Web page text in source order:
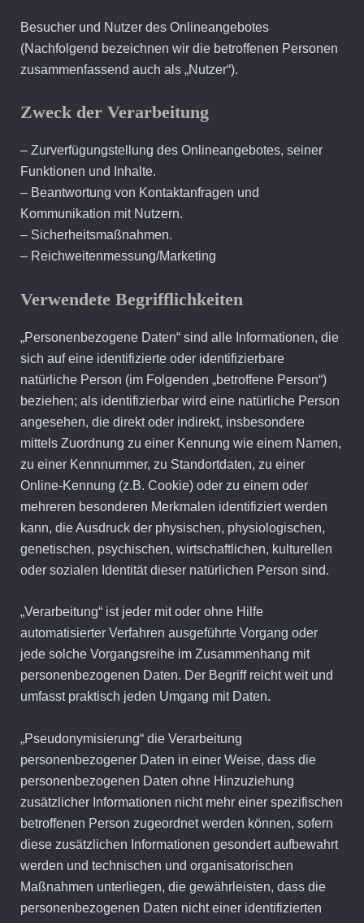
Besucher und Nutzer des Onlineangebotes
(Nachfolgend bezeichnen wir die betroffenen Personen
zusammenfassend auch als „Nutzer“).
Zweck der Verarbeitung
– Zurverfügungstellung des Onlineangebotes, seiner
Funktionen und Inhalte.
– Beantwortung von Kontaktanfragen und
Kommunikation mit Nutzern.
– Sicherheitsmaßnahmen.
– Reichweitenmessung/Marketing
Verwendete Begrifflichkeiten
„Personenbezogene Daten“ sind alle Informationen, die
sich auf eine identifizierte oder identifizierbare
natürliche Person (im Folgenden „betroffene Person“)
beziehen; als identifizierbar wird eine natürliche Person
angesehen, die direkt oder indirekt, insbesondere
mittels Zuordnung zu einer Kennung wie einem Namen,
zu einer Kennnummer, zu Standortdaten, zu einer
Online-Kennung (z.B. Cookie) oder zu einem oder
mehreren besonderen Merkmalen identifiziert werden
kann, die Ausdruck der physischen, physiologischen,
genetischen, psychischen, wirtschaftlichen, kulturellen
oder sozialen Identität dieser natürlichen Person sind.
„Verarbeitung“ ist jeder mit oder ohne Hilfe
automatisierter Verfahren ausgeführte Vorgang oder
jede solche Vorgangsreihe im Zusammenhang mit
personenbezogenen Daten. Der Begriff reicht weit und
umfasst praktisch jeden Umgang mit Daten.
„Pseudonymisierung“ die Verarbeitung
personenbezogener Daten in einer Weise, dass die
personenbezogenen Daten ohne Hinzuziehung
zusätzlicher Informationen nicht mehr einer spezifischen
betroffenen Person zugeordnet werden können, sofern
diese zusätzlichen Informationen gesondert aufbewahrt
werden und technischen und organisatorischen
Maßnahmen unterliegen, die gewährleisten, dass die
personenbezogenen Daten nicht einer identifizierten